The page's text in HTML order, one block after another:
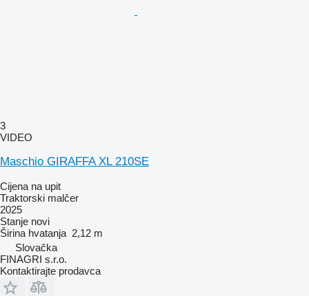
3
VIDEO
Maschio GIRAFFA XL 210SE
Cijena na upit
Traktorski malčer
2025
Stanje novi
Širina hvatanja 2,12 m
Slovačka
FINAGRI s.r.o.
Kontaktirajte prodavca